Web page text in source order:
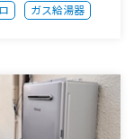
ガス給湯器